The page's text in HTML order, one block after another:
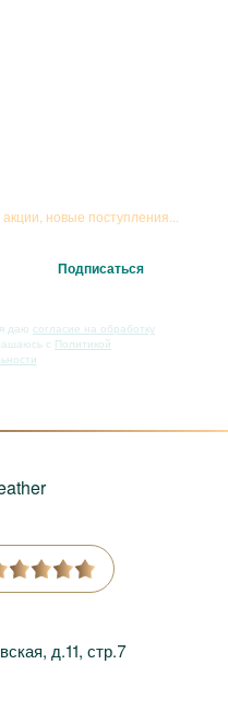
новые поступления...
даю согласие на обработку
с Политикой
д.11, стр.7